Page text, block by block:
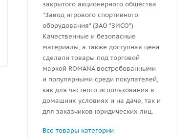
закрытого акционерного общества
"Завод игрового спортивного
оборудования" (ЗАО "ЗИСО")
Качественные и безопасные
материалы, а также доступная цена
сделали товары под торговой
маркой ROMANA востребованными
и популярными среди покупателей,
как для частного использования в
домашних условиях и на даче, так и
для заказчиков юридических лиц.
Все товары категории